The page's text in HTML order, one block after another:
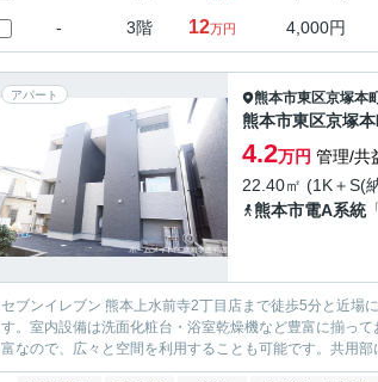
- 3階 12万円 4,000円
アパート 熊本市東区京塚本
熊本市東区京塚
4.2万円 管理/共
22.40㎡ (1K＋S(
熊本市電A系統
セブンイレブン 熊本上水前寺2丁目店まで徒歩5分と近場
す。室内設備は洗面化粧台・浴室乾燥機など豊富に揃っ
富なので、広々と空間を利用することも可能です。共用